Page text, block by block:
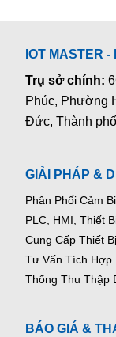
IOT MASTER -
Trụ sở chính:
Phúc, Phường
Đức, Thành
GIẢI PHÁP &
Phân Phối Cảm
PLC, HMI, Thiết
Cung Cấp Thiết
Tư Vấn Tích Hợp
Thống Thu Thập
BÁO GIÁ &